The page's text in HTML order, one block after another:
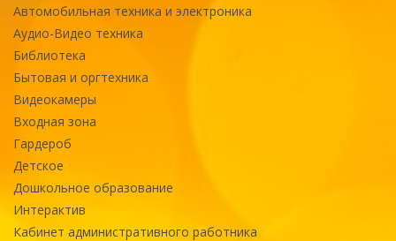
Автомобильная техника и электроника
Аудио-Видео техника
Библиотека
Бытовая и оргтехника
Видеокамеры
Входная зона
Гардероб
Детское
Дошкольное образование
Интерактив
Кабинет административного работника